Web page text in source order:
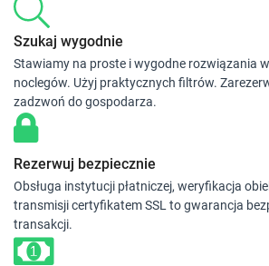
Szukaj wygodnie
Stawiamy na proste i wygodne rozwiązania
noclegów. Użyj praktycznych filtrów.
zadzwoń do gospodarza.
Rezerwuj bezpiecznie
Obsługa instytucji płatniczej, weryfikacja
transmisji certyfikatem SSL to gwarancja
transakcji.